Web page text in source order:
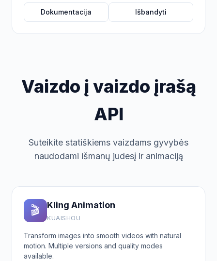
Dokumentacija Išbandyti
Vaizdo į vaizdo įrašą
API
Suteikite statiškiems vaizdams gyvybės
naudodami išmanų judesį ir animaciją
🎬 Kling Animation
KUAISHOU
Transform images into smooth videos with natural
motion. Multiple versions and quality modes
available.